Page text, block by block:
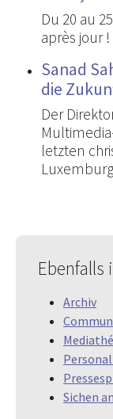
Du 20 au
après jour !
Sanad
die
Der
letzten
Ebenfalls
Archiv
Sichen